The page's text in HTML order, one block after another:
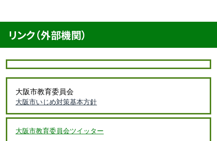
リンク（外部機関）
大阪市教育委員会
大阪市いじめ対策基本方針
大阪市教育委員会ツイッター